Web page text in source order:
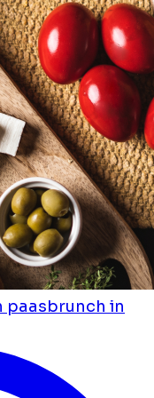
paasbrunch in